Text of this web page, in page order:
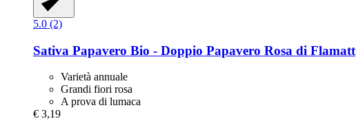
5.0 (2)
Sativa Papavero Bio -​ Doppio Papavero Rosa di Flamatt
Varietà annuale
Grandi fiori rosa
A prova di lumaca
€ 3,19